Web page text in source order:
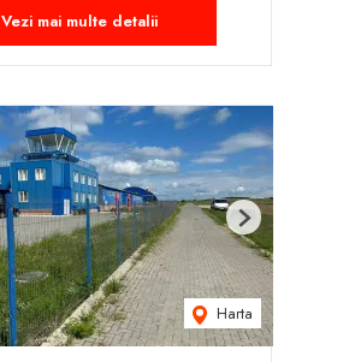
Vezi mai multe detalii
Harta
Next